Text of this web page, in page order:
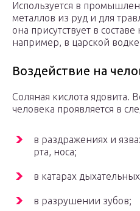
Используется в
металлов из руд и для
она присутствует в
например, в царской
Воздействие на
Соляная кислота ядовита.
человека проявляется в
в раздражениях и
рта, носа;
в катарах
в разрушении зубов;